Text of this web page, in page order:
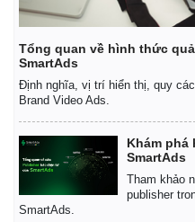
Kinh tế
Bất động sản
Khởi nghiệp
Tổng quan về hình thức
SmartAds
Định nghĩa, vị trí hiển thị, quy
Brand Video Ads.
Khám phá
SmartAds
Tham khảo
publisher
SmartAds.